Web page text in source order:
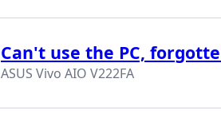
Can't use the PC,
ASUS Vivo AIO V222FA